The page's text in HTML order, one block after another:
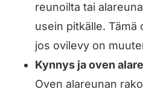
reunoilta tai
usein pitkälle. Tämä
jos ovilevy on
Kynnys ja oven
Oven alareunan